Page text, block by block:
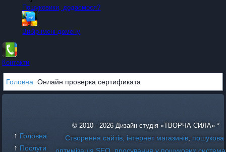
Пошуковики, додаємося?
Вибір імені домену
Контакти
Головна Онлайн проверка сертификата
↑ Головна
↑ Послуги
© 2010 - 2026 Дизайн студія «ТВОРЧА СИЛА» *
Створення сайтів, інтернет магазинів, пошукова